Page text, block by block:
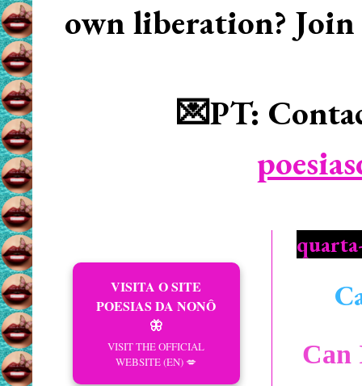
own liberation? Join
💌PT:
Can
VISITA O SITE
POESIAS DA NONÔ
🦋
VISIT THE OFFICIAL
WEBSITE (EN) 💋